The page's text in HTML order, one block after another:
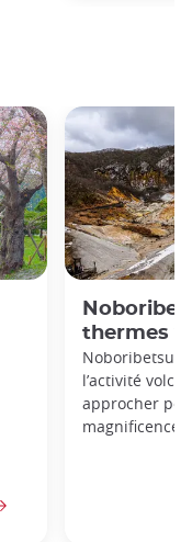
thermes
Noboribetsu
l’activité
approcher
magnificence